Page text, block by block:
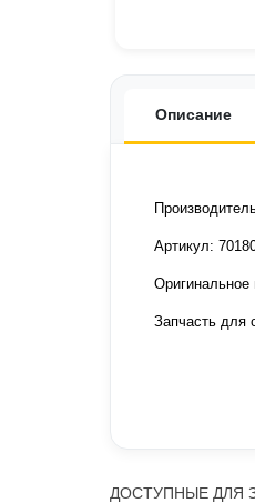
Описание
Артикул:
Оригинальное
Запчасть для
ДОСТУПНЫЕ ДЛЯ